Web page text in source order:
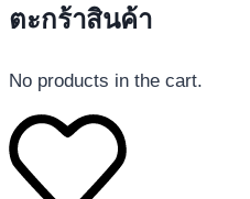
ตะกร้าสินค้า
No products in the cart.